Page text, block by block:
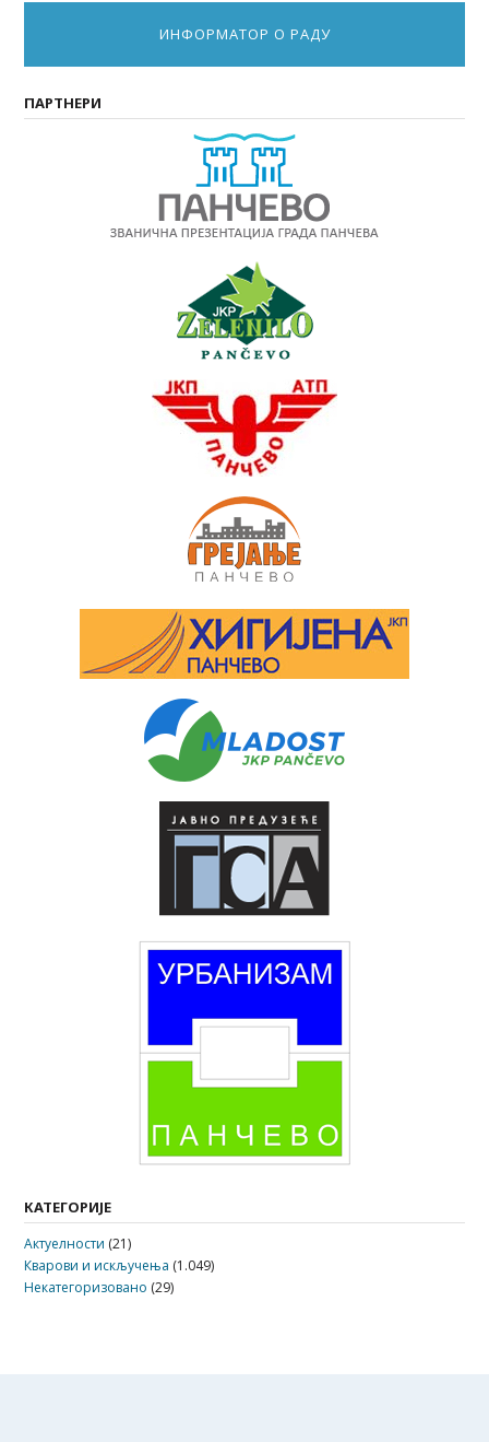
ИНФОРМАТОР О РАДУ
ПАРТНЕРИ
КАТЕГОРИЈЕ
Актуелности (21)
Кварови и искључења (1.049)
Некатегоризовано (29)